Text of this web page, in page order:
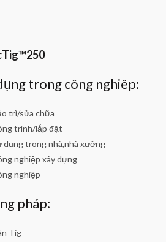
trong công nghiêp:
trì/sửa chữa
trình/lắp đặt
dụng trong nhà,nhà xưởng
nghiệp xây dựng
nghiệp
pháp:
Tig